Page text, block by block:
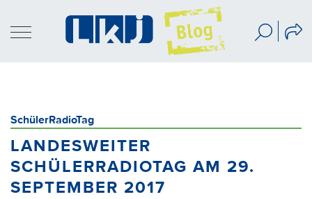
SchülerRadioTag
LANDESWEITER
SCHÜLERRADIOTAG AM 29.
SEPTEMBER 2017